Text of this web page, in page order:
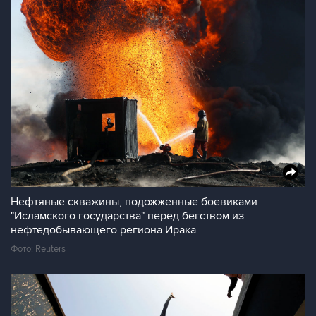
Нефтяные скважины, подожженные боевиками
"Исламского государства" перед бегством из
нефтедобывающего региона Ирака
Фото: Reuters